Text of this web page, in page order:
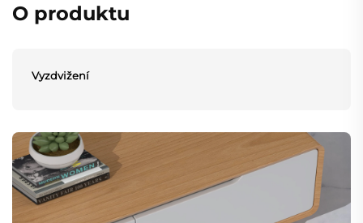
O produktu
Vyzdvižení